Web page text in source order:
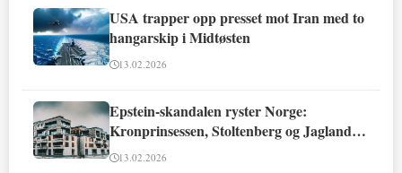
USA trapper opp presset mot Iran med to
hangarskip i Midtøsten
13.02.2026
Epstein-skandalen ryster Norge:
Kronprinsessen, Stoltenberg og Jagland
involvert
13.02.2026